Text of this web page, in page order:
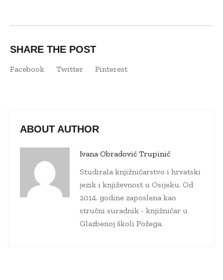
SHARE THE POST
Facebook Twitter Pinterest
ABOUT AUTHOR
Ivana Obradović Trupinić
Studirala knjižničarstvo i hrvatski
jezik i književnost u Osijeku. Od
2014. godine zaposlena kao
stručni suradnik - knjižničar u
Glazbenoj školi Požega.